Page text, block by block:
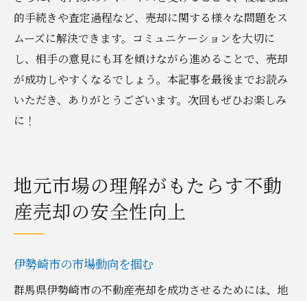
的手続きや査定過程など、売却に関する様々な問題をス
ムーズに解決できます。コミュニケーションを大切に
し、相手の意見にも耳を傾けながら進めることで、売却
が成功しやすくなるでしょう。本記事を最後までお読み
いただき、ありがとうございます。次回もぜひお楽しみ
に！
地元市場の理解がもたらす不動
産売却の安全性向上
伊勢崎市の市場動向を掴む
群馬県伊勢崎市の不動産売却を成功させるためには、地